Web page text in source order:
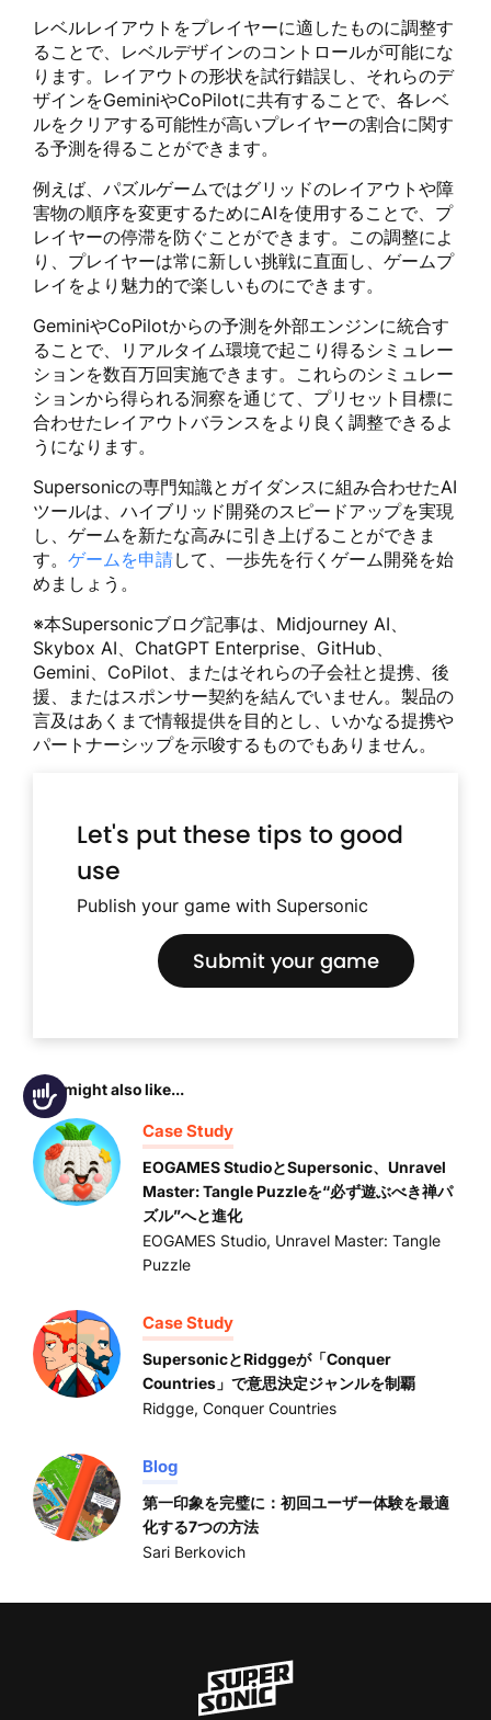
Accessibility
レベルレイアウトをプレイヤーに適したものに調整す
ることで、レベルデザインのコントロールが可能にな
ります。レイアウトの形状を試行錯誤し、それらのデ
ザインをGeminiやCoPilotに共有することで、各レベ
ルをクリアする可能性が高いプレイヤーの割合に関す
る予測を得ることができます。
例えば、パズルゲームではグリッドのレイアウトや障
害物の順序を変更するためにAIを使用することで、プ
レイヤーの停滞を防ぐことができます。この調整によ
り、プレイヤーは常に新しい挑戦に直面し、ゲームプ
レイをより魅力的で楽しいものにできます。
GeminiやCoPilotからの予測を外部エンジンに統合す
ることで、リアルタイム環境で起こり得るシミュレー
ションを数百万回実施できます。これらのシミュレー
ションから得られる洞察を通じて、プリセット目標に
合わせたレイアウトバランスをより良く調整できるよ
うになります。
Supersonicの専門知識とガイダンスに組み合わせたAI
ツールは、ハイブリッド開発のスピードアップを実現
し、ゲームを新たな高みに引き上げることができま
す。 ゲームを申請して、一歩先を行くゲーム開発を始
めましょう。
※本Supersonicブログ記事は、Midjourney AI、
Skybox AI、ChatGPT Enterprise、GitHub、
Gemini、CoPilot、またはそれらの子会社と提携、後
援、またはスポンサー契約を結んでいません。製品の
言及はあくまで情報提供を目的とし、いかなる提携や
パートナーシップを示唆するものでもありません。
Let's put these tips to good
use
Publish your game with Supersonic
Submit your game
You might also like...
Case Study
EOGAMES StudioとSupersonic、Unravel
Master: Tangle Puzzleを“必ず遊ぶべき禅パ
ズル”へと進化
EOGAMES Studio, Unravel Master: Tangle
Puzzle
Case Study
SupersonicとRidggeが「Conquer
Countries」で意思決定ジャンルを制覇
Ridgge, Conquer Countries
Blog
第一印象を完璧に：初回ユーザー体験を最適
化する7つの方法
Sari Berkovich